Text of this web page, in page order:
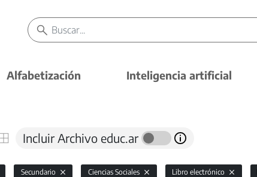
Alfabetización Inteligencia artificial
Incluir Archivo educ.ar
Secundario Ciencias Sociales Libro electrónico